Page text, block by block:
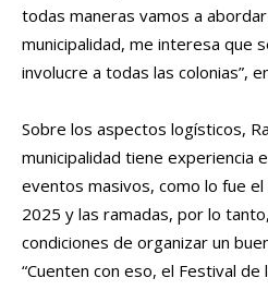
todas maneras vamos a
municipalidad, me interesa que
involucre a todas las colonias”,
Sobre los aspectos logísticos,
municipalidad tiene experiencia
eventos masivos, como lo fue
2025 y las ramadas, por lo
condiciones de organizar un
“Cuenten con eso, el Festival de